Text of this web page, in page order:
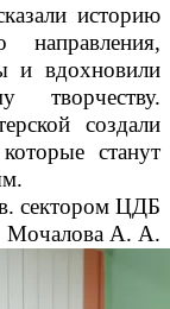
историю
направления,
и вдохновили
творчеству.
создали
станут
сектором ЦДБ
Мочалова А. А.